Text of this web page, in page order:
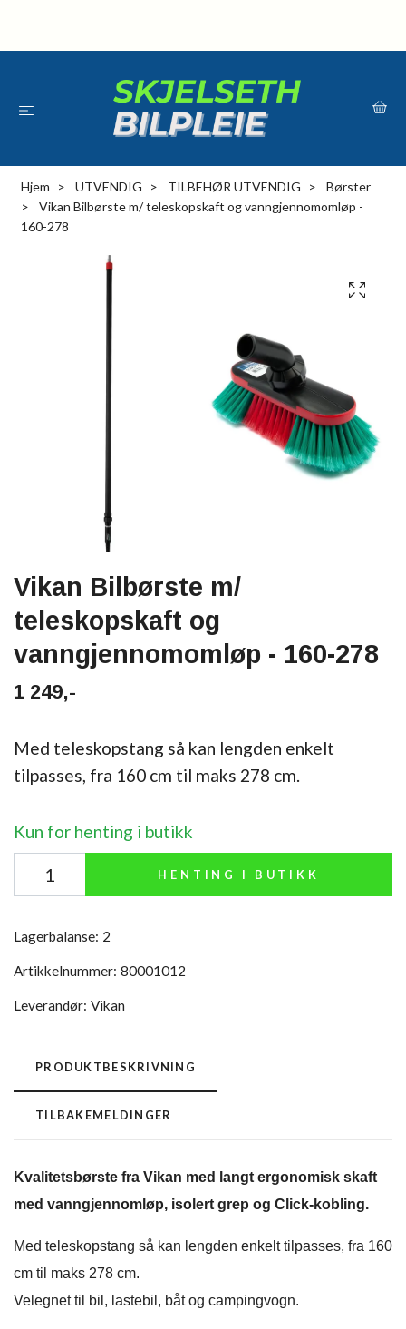
Hjem UTVENDIG TILBEHØR UTVENDIG
Børster
Vikan Bilbørste m/ teleskopskaft og vanngjennomomløp -
160-278
Vikan Bilbørste m/
teleskopskaft og
vanngjennomomløp - 160-278
1 249,-
Med teleskopstang så kan lengden enkelt
tilpasses, fra 160 cm til maks 278 cm.
Kun for henting i butikk
HENTING I BUTIKK
Lagerbalanse: 2
Artikkelnummer: 80001012
Leverandør: Vikan
PRODUKTBESKRIVNING
TILBAKEMELDINGER
Kvalitetsbørste fra Vikan med langt ergonomisk skaft
med vanngjennomløp, isolert grep og Click-kobling.
Med teleskopstang så kan lengden enkelt tilpasses, fra 160
cm til maks 278 cm.
Velegnet til bil, lastebil, båt og campingvogn.